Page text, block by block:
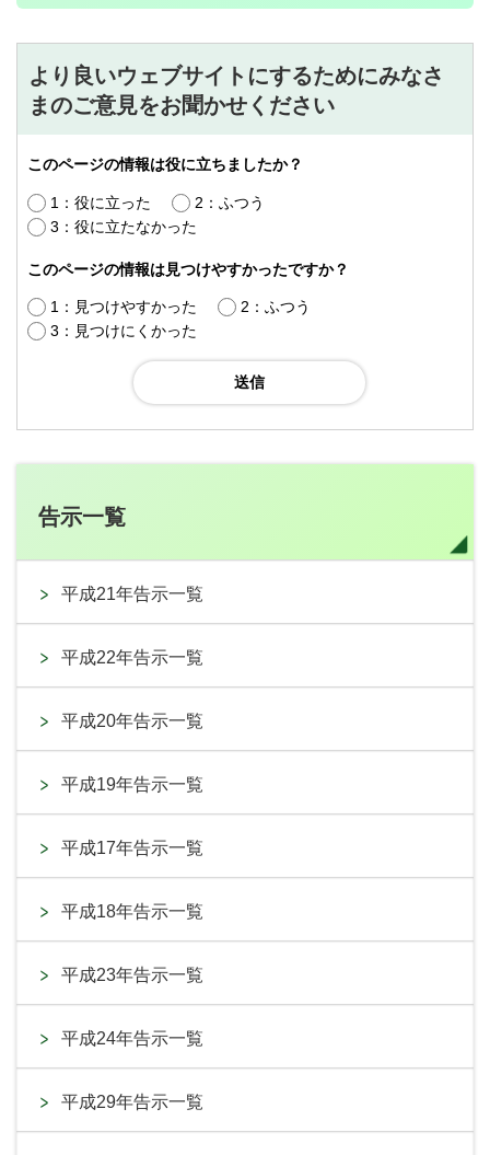
より良いウェブサイトにするためにみなさ
まのご意見をお聞かせください
このページの情報は役に立ちましたか？
1：役に立った
2：ふつう
3：役に立たなかった
このページの情報は見つけやすかったですか？
1：見つけやすかった
2：ふつう
3：見つけにくかった
告示一覧
平成21年告示一覧
平成22年告示一覧
平成20年告示一覧
平成19年告示一覧
平成17年告示一覧
平成18年告示一覧
平成23年告示一覧
平成24年告示一覧
平成29年告示一覧